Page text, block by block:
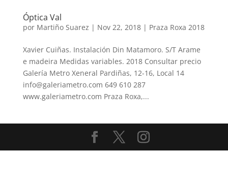
Óptica Val
por Martiño Suarez | Nov 22, 2018| Praza Roxa 2018
Xavier Cuiñas. Instalación Din Matamoro. S/T Arame
e madeira Medidas variables. 2018 Consultar precio
Galería Metro Xeneral Pardiñas, 12-16, Local 14
info@galeriametro.com 649 610 287
www.galeriametro.com Praza Roxa,...